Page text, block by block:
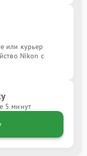
или курьер
Nikon с
5 минут